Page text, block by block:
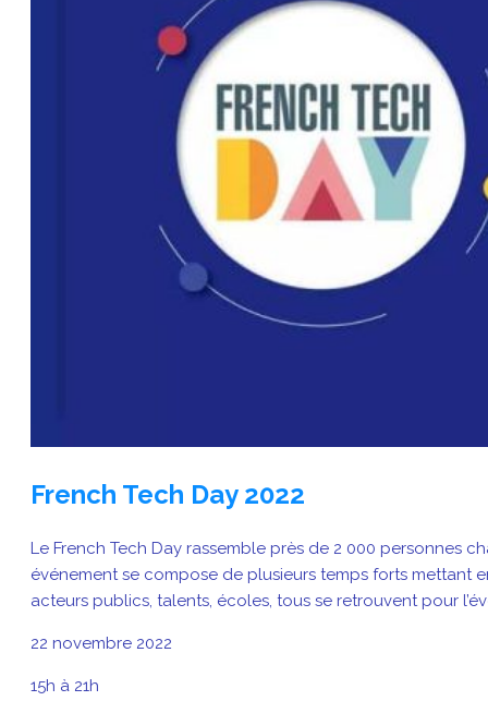
French Tech Day 2022
Le French Tech Day rassemble près de 2 000 personnes
événement se compose de plusieurs temps forts mettant
acteurs publics, talents, écoles, tous se retrouvent pour
22 novembre 2022
15h à 21h